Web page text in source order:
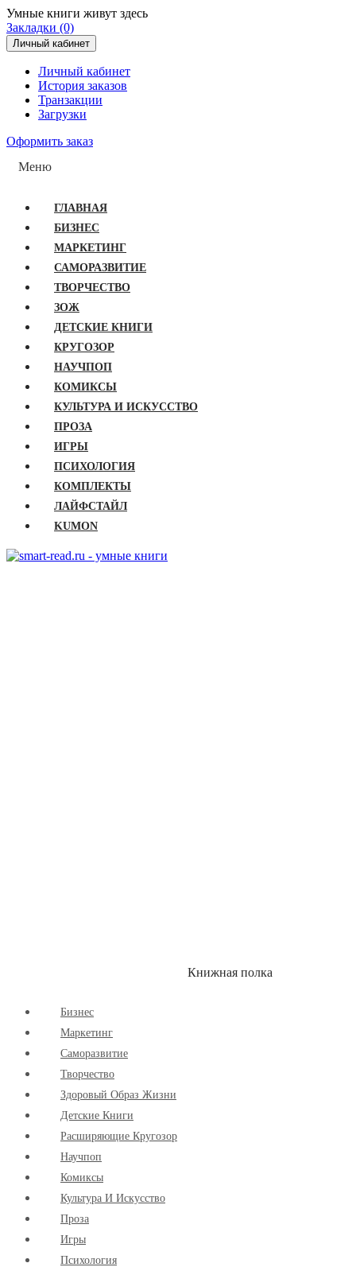
Умные книги живут здесь
Закладки (0)
Личный кабинет
Личный кабинет
История заказов
Транзакции
Загрузки
Оформить заказ
Меню
ГЛАВНАЯ
БИЗНЕС
МАРКЕТИНГ
САМОРАЗВИТИЕ
ТВОРЧЕСТВО
ЗОЖ
ДЕТСКИЕ КНИГИ
КРУГОЗОР
НАУЧПОП
КОМИКСЫ
КУЛЬТУРА И ИСКУССТВО
ПРОЗА
ИГРЫ
ПСИХОЛОГИЯ
КОМПЛЕКТЫ
ЛАЙФСТАЙЛ
KUMON
Книжная полка
Бизнес
Маркетинг
Cаморазвитие
Творчество
Здоровый Образ Жизни
Детские Книги
Расширяющие Кругозор
Научпоп
Комиксы
Культура И Искусство
Проза
Игры
Психология